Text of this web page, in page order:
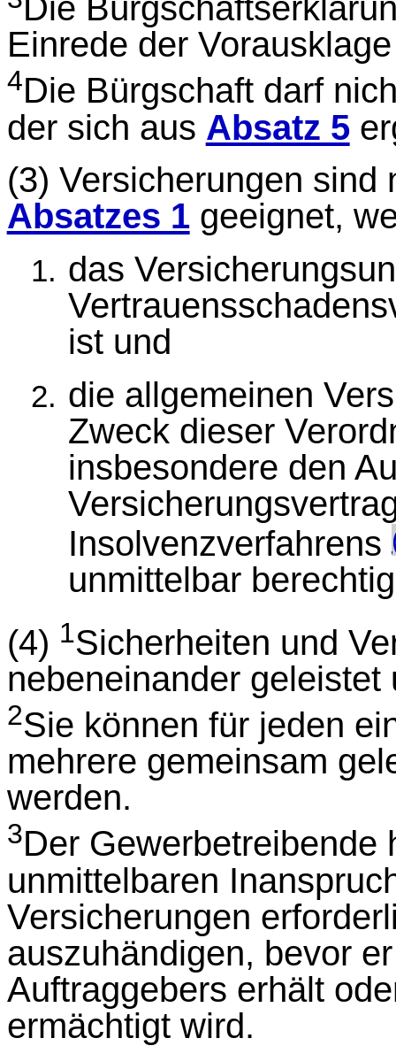
Die
Einrede der
4Die Bürgschaft darf
der sich aus Absatz 5
(3) Versicherungen sind
Absatzes 1geeignet,
das
ist und
die allgemeinen
Zweck dieser
insbesondere den
Insolvenzverfahrens
unmittelbar
(4) 1Sicherheiten und
nebeneinander
2Sie können für jeden
mehrere gemeinsam
werden.
3Der Gewerbetreibende
unmittelbaren
Versicherungen
auszuhändigen, bevor
Auftraggebers erhält
ermächtigt wird.